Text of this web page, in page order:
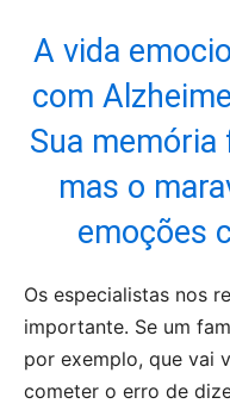
A vida
com
Sua memória
mas o
emoções
Os especialistas nos
importante. Se um
por exemplo, que vai
cometer o erro de